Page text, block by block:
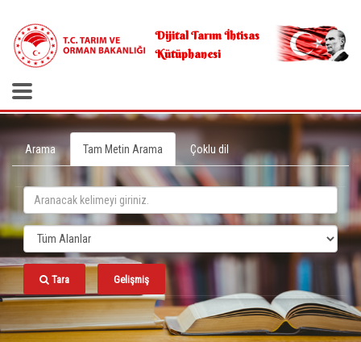
Dijital Tarım İhtisas
Kütüphanesi
Arama Tam Metin Arama Çoklu dil
Tara Gelişmiş